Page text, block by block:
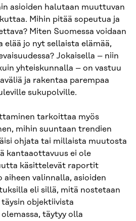
asioiden halutaan muuttuvan
Mihin pitää sopeutua ja
Miten Suomessa voidaan
elää jo nyt sellaista elämää,
Jokaisella – niin
yhteiskunnalla – on vastuu
ja rakentaa parempaa
sukupolville.
tarkoittaa myös
mihin suuntaan trendien
ohjata tai millaista muutosta
kantaaottavuus ei ole
käsittelevät raportit
valinnalla, asioiden
eli sillä, mitä nostetaan
objektiivista
täytyy olla